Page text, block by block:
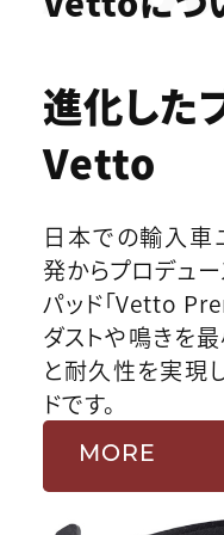
進化した
Vetto
日本での輸入車
発からプロデュ
パッド「Vetto
ダストや鳴きを
と耐久性を実現
ドです。
MORE